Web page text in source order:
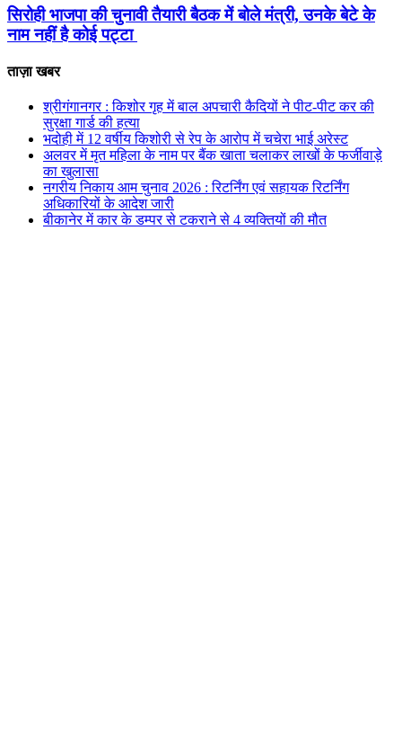
सिरोही भाजपा की चुनावी तैयारी बैठक में बोले मंत्री, उनके बेटे के
नाम नहीं है कोई पट्टा
ताज़ा खबर
श्रीगंगानगर : किशोर गृह में बाल अपचारी कैदियों ने पीट-पीट कर की
सुरक्षा गार्ड की हत्या
भदोही में 12 वर्षीय किशोरी से रेप के आरोप में चचेरा भाई अरेस्ट
अलवर में मृत महिला के नाम पर बैंक खाता चलाकर लाखों के फर्जीवाड़े
का खुलासा
नगरीय निकाय आम चुनाव 2026 : रिटर्निंग एवं सहायक रिटर्निंग
अधिकारियों के आदेश जारी
बीकानेर में कार के डम्पर से टकराने से 4 व्यक्तियों की मौत